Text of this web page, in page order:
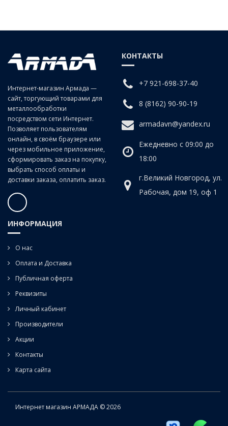
Интернет-магазин Армада —
сайт, торгующий товарами для
металлообработки
посредством сети Интернет.
Позволяет пользователям
онлайн, в своём браузере или
через мобильное приложение,
сформировать заказ на покупку,
выбрать способ оплаты и
доставки заказа, оплатить заказ.
КОНТАКТЫ
+7 921-698-37-40
8 (8162) 90-90-19
armadavn@yandex.ru
Ежедневно с 09:00 до
18:00
г.Великий Новгород, ул.
Рабочая, дом 19, оф 1
ИНФОРМАЦИЯ
О нас
Оплата и Доставка
Публичная оферта
Реквизиты
Личный кабинет
Производители
Акции
Контакты
Карта сайта
Интернет магазин АРМАДА © 2026